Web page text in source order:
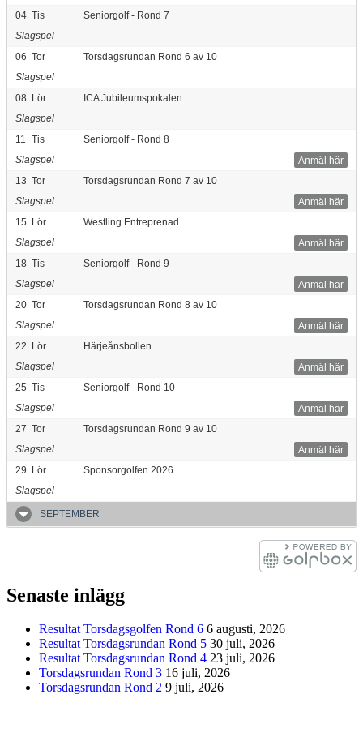
04 Tis
Seniorgolf - Rond 7
Slagspel
06 Tor
Torsdagsrundan Rond 6 av 10
Slagspel
08 Lör
ICA Jubileumspokalen
Slagspel
11
Tis
Seniorgolf - Rond 8
Anmäl här
Slagspel
13 Tor
Torsdagsrundan Rond 7 av 10
Anmäl här
Slagspel
15 Lör
Westling Entreprenad
Anmäl här
Slagspel
18 Tis
Seniorgolf - Rond 9
Anmäl här
Slagspel
20 Tor
Torsdagsrundan Rond 8 av 10
Anmäl här
Slagspel
22 Lör
Härjeånsbollen
Anmäl här
Slagspel
25 Tis
Seniorgolf - Rond 10
Anmäl här
Slagspel
27 Tor
Torsdagsrundan Rond 9 av 10
Anmäl här
Slagspel
29 Lör
Sponsorgolfen 2026
Slagspel
SEPTEMBER
Senaste inlägg
Resultat Torsdagsgolfen Rond 6 6 augusti, 2026
Resultat Torsdagsrundan Rond 5 30 juli, 2026
Resultat Torsdagsrundan Rond 4 23 juli, 2026
Torsdagsrundan Rond 3 16 juli, 2026
Torsdagsrundan Rond 2 9 juli, 2026